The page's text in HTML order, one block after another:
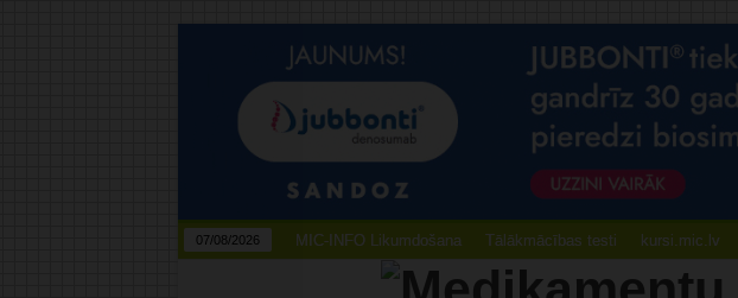
07/08/2026 MIC-INFO Likumdošana Tālākmācības testi kursi.mic.lv